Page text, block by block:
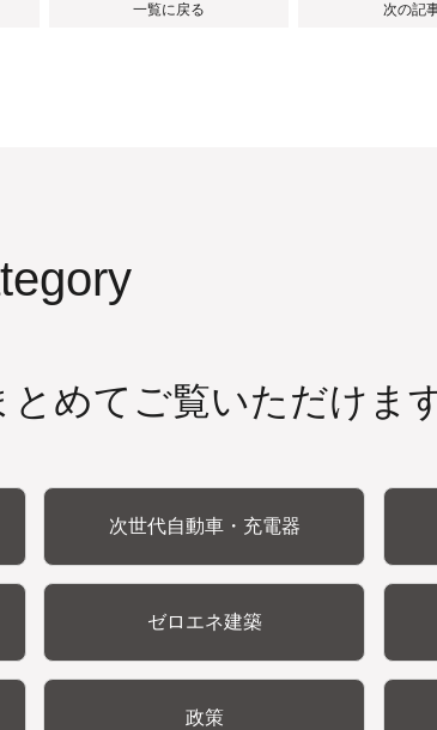
一覧に戻る 次の記
めてご覧いただけま
次世代自動車・充電器
ゼロエネ建築
政策